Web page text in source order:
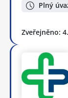
Plný
Zveřejněno: